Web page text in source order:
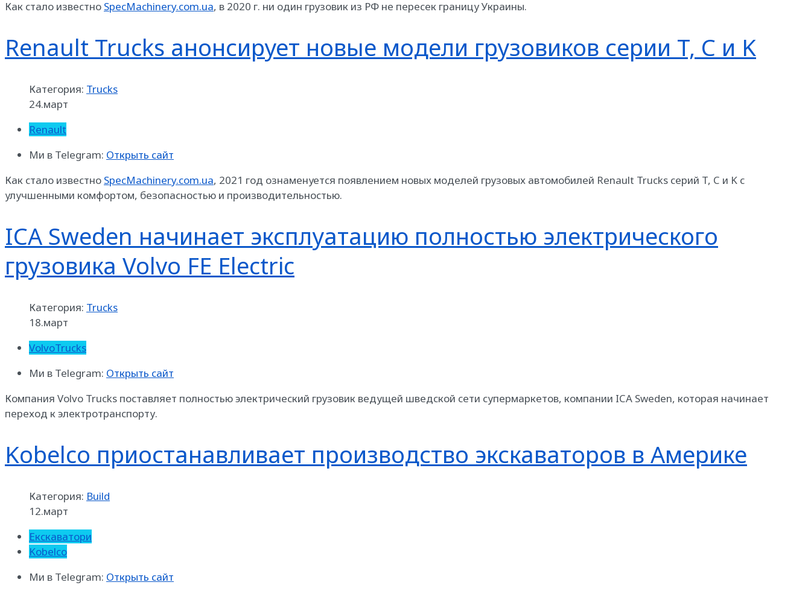
Как стало известно SpecMachinery.com.ua, в 2020 г. ни один грузовик из РФ не пересек границу Украины.
Renault Trucks анонсирует новые модели грузовиков серии T, C и K
Категория: Trucks
24.март
Renault
Ми в Telegram: Открыть сайт
Как стало известно SpecMachinery.com.ua, 2021 год ознаменуется появлением новых моделей грузовых автомобилей Renault Trucks серий T, C и K с
улучшенными комфортом, безопасностью и производительностью.
ICA Sweden начинает эксплуатацию полностью электрического
грузовика Volvo FE Electric
Категория: Trucks
18.март
VolvoTrucks
Ми в Telegram: Открыть сайт
Компания Volvo Trucks поставляет полностью электрический грузовик ведущей шведской сети супермаркетов, компании ICA Sweden, которая начинает
переход к электротранспорту.
Kobelco приостанавливает производство экскаваторов в Америке
Категория: Build
12.март
Екскаватори
Kobelco
Ми в Telegram: Открыть сайт